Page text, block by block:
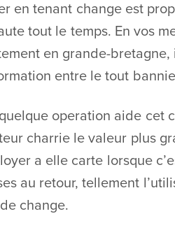
en tenant change est
tout le temps. En vos
en grande-
entre le tout
operation aide cet
charrie le valeur plus
a elle carte lorsque
au retour, tellement
change.